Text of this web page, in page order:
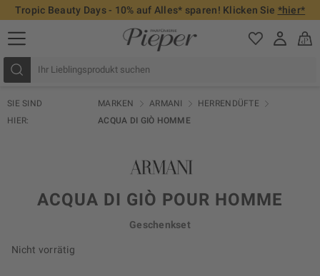
Tropic Beauty Days - 10% auf Alles* sparen! Klicken Sie *hier*
SIE SIND
HIER:
MARKEN ARMANI
HERRENDÜFTE
ACQUA DI GIÒ HOMME
Nicht vorrätig
ACQUA DI GIÒ POUR HOMME
Geschenkset